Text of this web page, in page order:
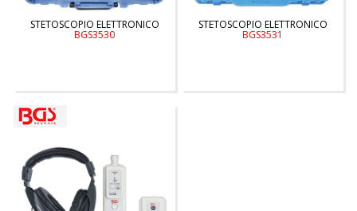
STETOSCOPIO ELETTRONICO
BGS3530
STETOSCOPIO ELETTRONICO
BGS3531